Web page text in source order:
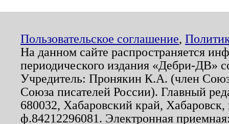
Пользовательское соглашение,
На данном сайте распространяется
периодического издания «Дебри-ДВ»
Учредитель: Пронякин К.А. (член
Союза писателей России). Главный
680032, Хабаровский край,
ф.84212296081. Электронная